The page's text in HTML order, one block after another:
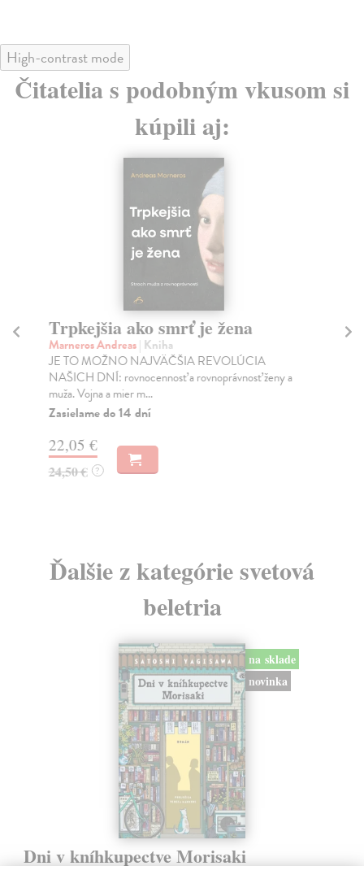
High-contrast mode
Čitatelia s podobným vkusom si
kúpili aj:
Trpkejšia ako smrť je žena
Marneros Andreas| Kniha
JE TO MOŽNO NAJVÄČŠIA REVOLÚCIA
NAŠICH DNÍ: rovnocennosť a rovnoprávnosť ženy a
muža. Vojna a mier m...
Zasielame do 14 dní
22,05 €
24,50 € ?
Ďalšie z kategórie svetová
beletria
na sklade
novinka
Dni v kníhkupectve Morisaki